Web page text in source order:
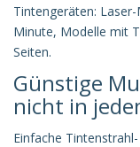
Tintengeräten:
Minute, Modelle mit
Seiten.
Günstige
nicht in
Einfache